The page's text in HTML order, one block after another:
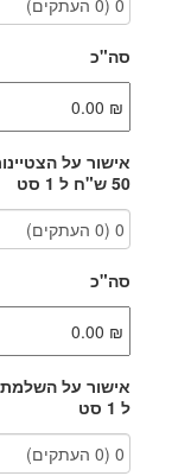
סה"כ
אישור על
50 ש"ח ל 1 סט
סה"כ
ל 1 סט